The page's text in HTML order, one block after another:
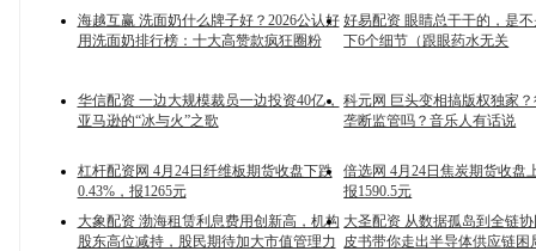
海越互赢 洗面奶什么牌子好？2026公认好
用洗面奶排行榜：十大高赞款疯狂圈粉
好易配资 眼睛总干干的，是
下6个细节（跟眼药水无关
华信配资 一边大规模裁员一边投资40亿，
亚马逊的“冰与火”之歌
科元网 巨头变相搞版权独家
垄断监管吗？音乐人有话说
杠杆配资网 4月24日纤维板期货收盘下跌
0.43%，报1265元
倍选网 4月24日焦炭期货收盘
报1590.5元
大象配资 渤海租赁利息费用创新高，机构
股东高位减持，股民期待加大市值管理力
大圣配资 从数据孤岛到全链
皮书带你走出半导体供应链困